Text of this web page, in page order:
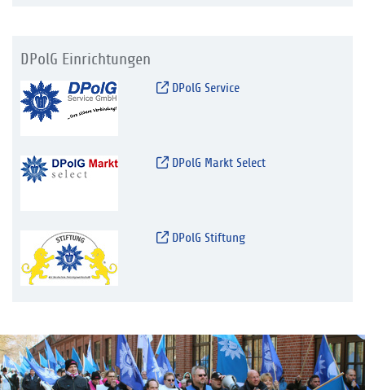
DPolG Einrichtungen
DPolG Service
DPolG Markt Select
DPolG Stiftung